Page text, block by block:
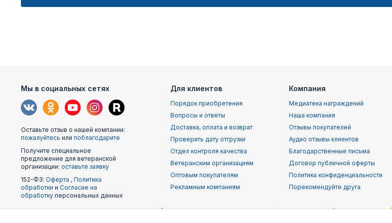
Мы в социальных сетях
Оставьте отзыв о нашей компании:
пожалуйтесь или поблагодарите
Получите специальное
предложение для ветеранской
организации: оставьте заявку
152-ФЗ: Оферта , Политика
обработки и Согласие на
обработку персональных данных
Для клиентов
Порядок приобретения
Вопросы и ответы
Доставка, оплата и возврат
Проверить дату отгрузки
Отдел контроля качества
Ветеранским организациям
Оптовым покупателям
Рекламным компаниям
Компания
Медиатека награждений
Наша компания
Отзывы покупателей
Аудио отзывы клиентов
Благодарственные письма
Договор публичной оферты
Политика конфиденциальности
Порекомендуйте друга